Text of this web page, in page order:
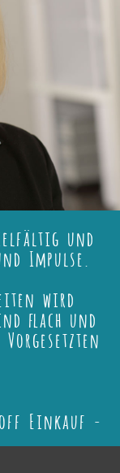
und
Impulse.
wird
flach und
Einkauf -